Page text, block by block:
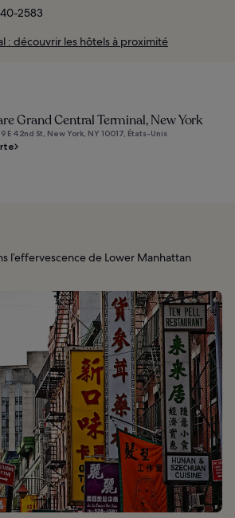
2583
: découvrir les hôtels à proximité
Grand Central Terminal, New York
E 42nd St, New York, NY 10017, États-Unis
l’effervescence de Lower Manhattan